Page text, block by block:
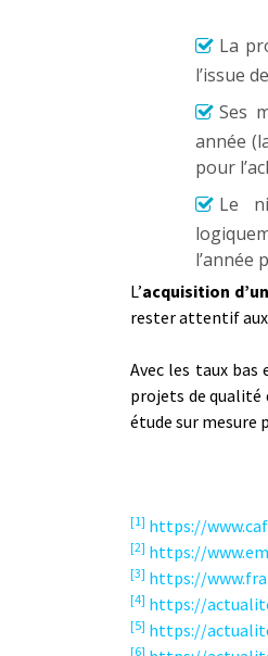
La
l’issue
Ses
année
pour
Le
l’année
L’acquisition
rester attentif
Avec les taux
projets de qualité
étude sur mesure
[1] https://
[2] https://
[3] https://
[4] https://
[5] https://
[6]